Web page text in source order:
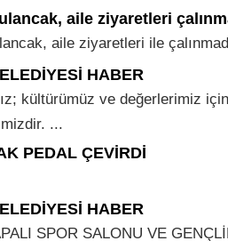
aile ziyaretleri
aile ziyaretleri ile
HABER
kültürümüz ve değerlerimiz
...
PEDAL ÇEVİRDİ
HABER
SPOR SALONU VE